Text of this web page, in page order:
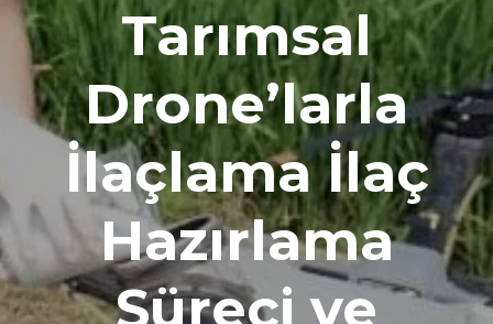
Tarımsal
Drone’larla
İlaçlama İlaç
Hazırlama
Süreci ve